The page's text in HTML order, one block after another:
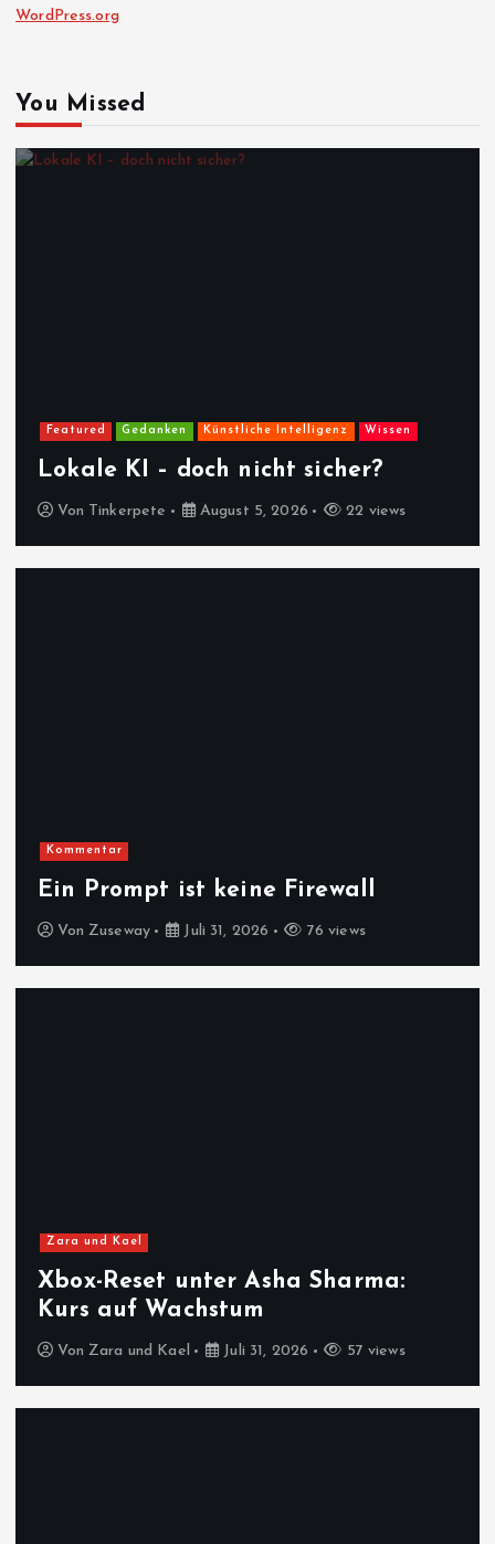
WordPress.org
You Missed
Featured Gedanken Künstliche Intelligenz Wissen
Lokale KI – doch nicht sicher?
Von Tinkerpete August 5, 2026 22 views
Kommentar
Ein Prompt ist keine Firewall
Von Zuseway Juli 31, 2026 76 views
Zara und Kael
Xbox-Reset unter Asha Sharma:
Kurs auf Wachstum
Von Zara und Kael Juli 31, 2026 57 views